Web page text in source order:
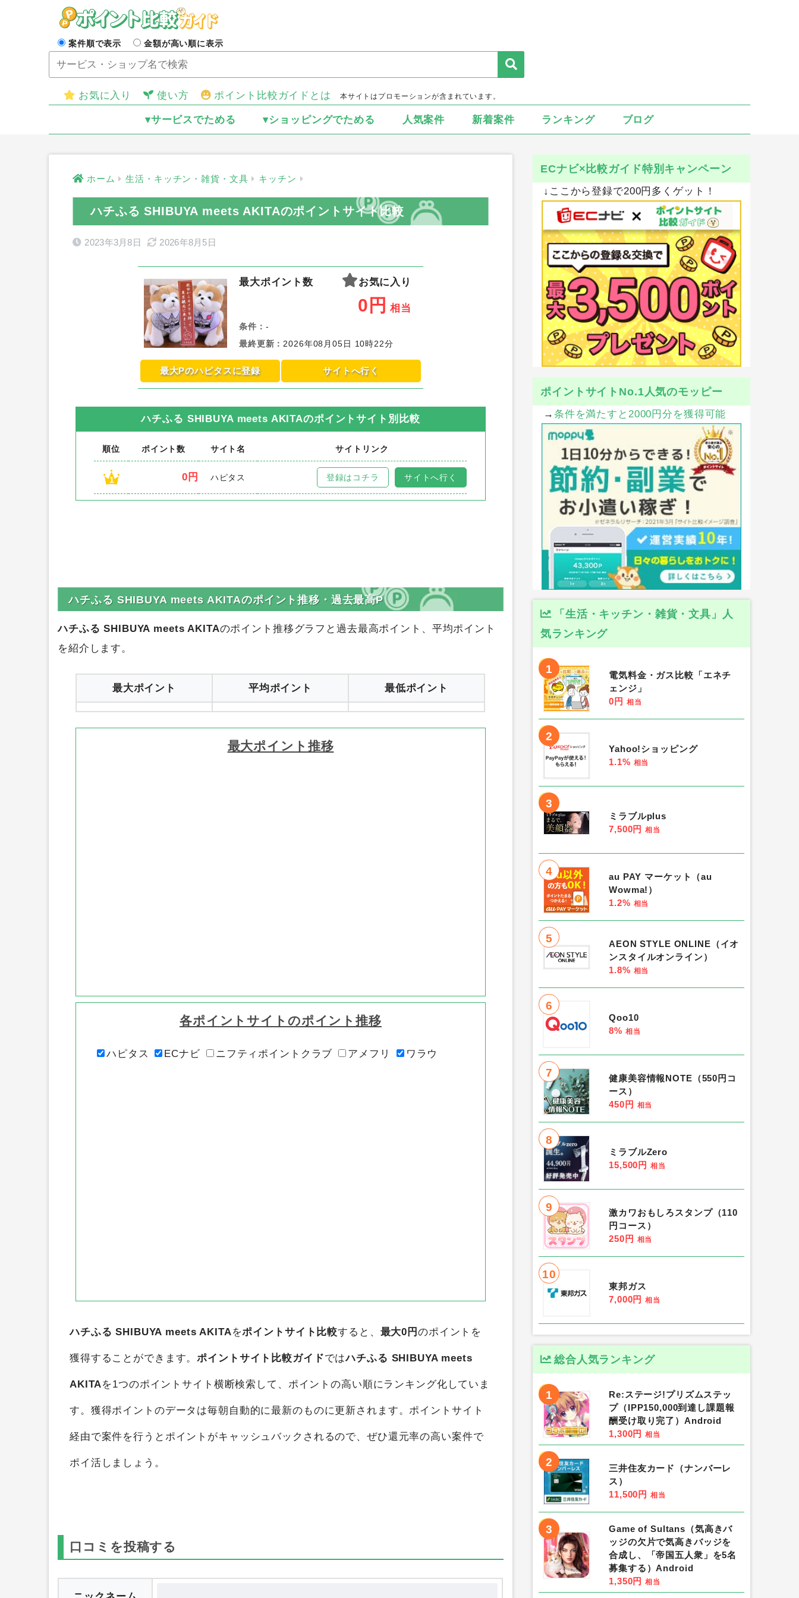
案件順で表示 金額が高い順に表示
お気に入り 使い方 ポイント比較ガイドとは 本サイトはプロモーションが含まれています。
▾サービスでためる ▾ショッピングでためる 人気案件 新着案件 ランキング ブログ
ホーム 生活・キッチン・雑貨・文具 キッチン
ハチふる SHIBUYA meets AKITAのポイントサイト比較
2023年3月8日 2026年8月5日
最大ポイント数 お気に入り
0 円 相当
条件： -
最終更新 ： 2026年08月05日 10時22分
最大Pのハピタスに登録 サイトへ行く
ハチふる SHIBUYA meets AKITAのポイントサイト別比較
順位 ポイント数 サイト名 サイトリンク
1 0円 ハピタス 登録はコチラ サイトへ行く
ハチふる SHIBUYA meets AKITAのポイント推移・過去最高P
ハチふる SHIBUYA meets AKITAのポイント推移グラフと過去最高ポイント、平均ポイント
を紹介します。
最大ポイント 平均ポイント 最低ポイント
最大ポイント推移
各ポイントサイトのポイント推移
ハピタス ECナビ ニフティポイントクラブ アメフリ ワラウ
ハチふる SHIBUYA meets AKITAをポイントサイト比較すると、 最大0円 のポイントを
獲得することができます。ポイントサイト比較ガイドではハチふる SHIBUYA meets
AKITAを1つのポイントサイト横断検索して、ポイントの高い順にランキング化していま
す。獲得ポイントのデータは毎朝自動的に最新のものに更新されます。ポイントサイト
経由で案件を行うとポイントがキャッシュバックされるので、ぜひ還元率の高い案件で
ポイ活しましょう。
口コミを投稿する
ECナビ×比較ガイド特別キャンペーン
↓ここから登録で200円多くゲット！
ポイントサイトNo.1人気のモッピー
→ 条件を満たすと2000円分を獲得可能
「生活・キッチン・雑貨・文具」人
気ランキング
1
電気料金・ガス比較「エネチ
ェンジ」
0円 相当
2
Yahoo!ショッピング
1.1% 相当
3
ミラブルplus
7,500円 相当
4
au PAY マーケット（au
Wowma!）
1.2% 相当
5
AEON STYLE ONLINE（イオ
ンスタイルオンライン）
1.8% 相当
6
Qoo10
8% 相当
7
健康美容情報NOTE（550円コ
ース）
450円 相当
8
ミラブルZero
15,500円 相当
9
激カワおもしろスタンプ（110
円コース）
250円 相当
10
東邦ガス
7,000円 相当
総合人気ランキング
1
Re:ステージ!プリズムステッ
プ（IPP150,000到達し課題報
酬受け取り完了）Android
1,300円 相当
2
三井住友カード（ナンバーレ
ス）
11,500円 相当
3
Game of Sultans（気高きバ
ッジの欠片で気高きバッジを
合成し、「帝国五人衆」を5名
募集する）Android
1,350円 相当